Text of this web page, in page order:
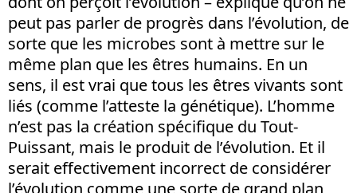
peut pas parler de progrès dans l’évolution, de
sorte que les microbes sont à mettre sur le
même plan que les êtres humains. En un
sens, il est vrai que tous les êtres vivants sont
liés (comme l’atteste la génétique). L’homme
n’est pas la création spécifique du Tout-
Puissant, mais le produit de l’évolution. Et il
serait effectivement incorrect de considérer
l’évolution comme une sorte de grand plan